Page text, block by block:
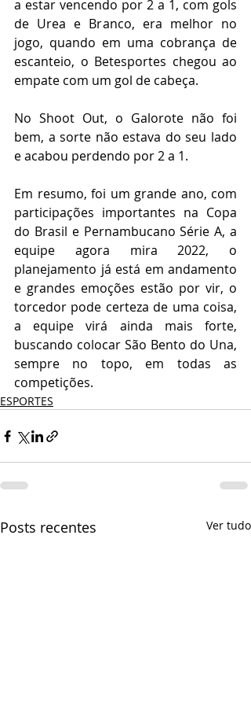
a estar vencendo por 2 a 1, com gols
de Urea e Branco, era melhor no
jogo, quando em uma cobrança de
escanteio, o Betesportes chegou ao
empate com um gol de cabeça.
No Shoot Out, o Galorote não foi
bem, a sorte não estava do seu lado
e acabou perdendo por 2 a 1.
Em resumo, foi um grande ano, com
participações importantes na Copa
do Brasil e Pernambucano Série A, a
equipe agora mira 2022, o
planejamento já está em andamento
e grandes emoções estão por vir, o
torcedor pode certeza de uma coisa,
a equipe virá ainda mais forte,
buscando colocar São Bento do Una,
sempre no topo, em todas as
competições.
ESPORTES
Posts recentes Ver tudo